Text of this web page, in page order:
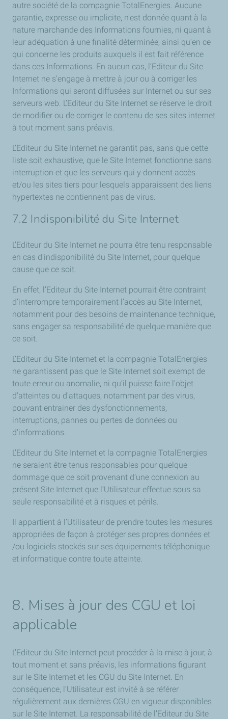
autre société de la compagnie TotalEnergies. Aucune
garantie, expresse ou implicite, n'est donnée quant à la
nature marchande des Informations fournies, ni quant à
leur adéquation à une finalité déterminée, ainsi qu'en ce
qui concerne les produits auxquels il est fait référence
dans ces Informations. En aucun cas, l’Editeur du Site
Internet ne s'engage à mettre à jour ou à corriger les
Informations qui seront diffusées sur Internet ou sur ses
serveurs web. L’Editeur du Site Internet se réserve le droit
de modifier ou de corriger le contenu de ses sites internet
à tout moment sans préavis.
L’Editeur du Site Internet ne garantit pas, sans que cette
liste soit exhaustive, que le Site Internet fonctionne sans
interruption et que les serveurs qui y donnent accès
et/ou les sites tiers pour lesquels apparaissent des liens
hypertextes ne contiennent pas de virus.
7.2 Indisponibilité du Site Internet
L’Editeur du Site Internet ne pourra être tenu responsable
en cas d’indisponibilité du Site Internet, pour quelque
cause que ce soit.
En effet, l’Editeur du Site Internet pourrait être contraint
d’interrompre temporairement l’accès au Site Internet,
notamment pour des besoins de maintenance technique,
sans engager sa responsabilité de quelque manière que
ce soit.
L’Editeur du Site Internet et la compagnie TotalEnergies
ne garantissent pas que le Site Internet soit exempt de
toute erreur ou anomalie, ni qu’il puisse faire l'objet
d'atteintes ou d'attaques, notamment par des virus,
pouvant entrainer des dysfonctionnements,
interruptions, pannes ou pertes de données ou
d'informations.
L’Editeur du Site Internet et la compagnie TotalEnergies
ne seraient être tenus responsables pour quelque
dommage que ce soit provenant d’une connexion au
présent Site Internet que l’Utilisateur effectue sous sa
seule responsabilité et à risques et périls.
Il appartient à l’Utilisateur de prendre toutes les mesures
appropriées de façon à protéger ses propres données et
/ou logiciels stockés sur ses équipements téléphonique
et informatique contre toute atteinte.
8. Mises à jour des CGU et loi
applicable
L’Editeur du Site Internet peut procéder à la mise à jour, à
tout moment et sans préavis, les informations figurant
sur le Site Internet et les CGU du Site Internet. En
conséquence, l’Utilisateur est invité à se référer
régulièrement aux dernières CGU en vigueur disponibles
sur le Site Internet. La responsabilité de l’Editeur du Site